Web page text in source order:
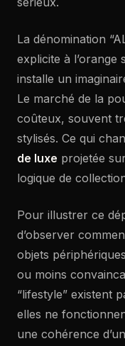
La dénomination
explicite à l’orange
installe un
Le marché de la
coûteux, souvent
stylisés. Ce qui
de luxe projetée
logique de
Pour illustrer ce
d’observer
objets
ou moins
“lifestyle” existent
elles ne
une cohérence